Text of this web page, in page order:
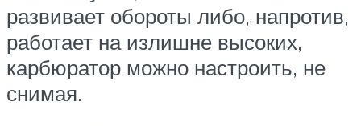
развивает обороты либо, напротив,
работает на излишне высоких,
карбюратор можно настроить, не
снимая.